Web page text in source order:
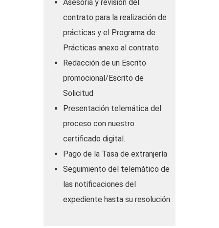
que cumpla los requisitos de la
legislación vigente.
– Documentos del Estudiante.
Asesoramos al estudiante tanto para que
pueda preparar y cumplir los requisitos
que exige la legislación vigente.
Asesoría y revisión del
contrato para la realización de
prácticas y el Programa de
Prácticas anexo al contrato
Redacción de un Escrito
promocional/Escrito de
Solicitud
Presentación telemática del
proceso con nuestro
certificado digital.
Pago de la Tasa de extranjería
Seguimiento del telemático de
las notificaciones del
expediente hasta su resolución